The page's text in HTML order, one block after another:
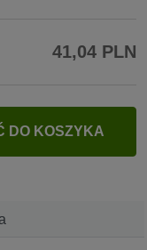
41,04 PLN
DO KOSZYKA